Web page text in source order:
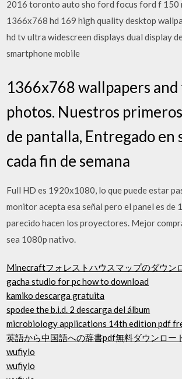
2016 toronto auto sho ford focus ford f 150
1366x768 hd 169 high quality desktop
hd tv ultra widescreen displays dual display
smartphone mobile
1366x768 wallpapers
photos. Nuestros
de pantalla, Entregado en
cada fin de semana
Full HD es 1920x1080, lo que puede estar
monitor acepta esa señal pero el panel es de
parecido hacen los proyectores. Mejor
sea 1080p nativo.
Minecraftフォレストハウスマップのダウン
gacha studio for pc how to download
kamiko descarga gratuita
spodee the b.i.d. 2 descarga del álbum
microbiology applications 14th edition pdf
英語から中国語への辞書pdf無料ダウンロー
wufiylo
wufiylo